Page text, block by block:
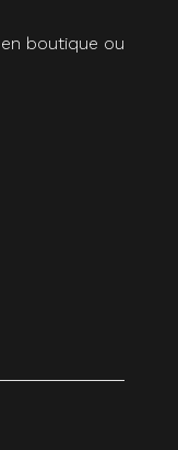
boutique ou